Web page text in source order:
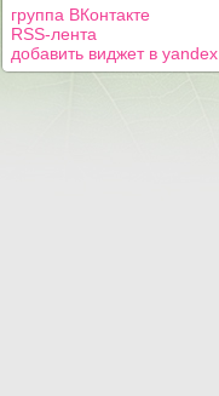
группа ВКонтакте
RSS-лента
добавить виджет в yandex